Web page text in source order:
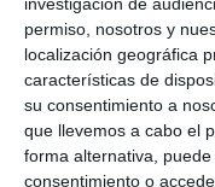
permiso, nosotros y
localización geográfica
características de
su consentimiento a
que llevemos a cabo el
forma alternativa,
consentimiento o